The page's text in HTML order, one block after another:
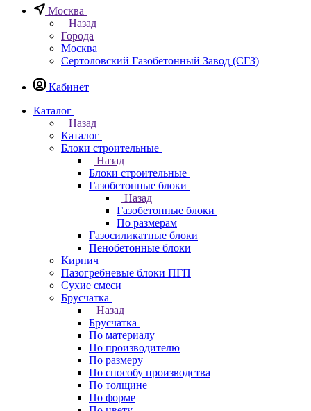
Москва
Назад
Города
Москва
Сертоловский Газобетонный Завод (СГЗ)
Кабинет
Каталог
Назад
Каталог
Блоки строительные
Назад
Блоки строительные
Газобетонные блоки
Назад
Газобетонные блоки
По размерам
Газосиликатные блоки
Пенобетонные блоки
Кирпич
Пазогребневые блоки ПГП
Сухие смеси
Брусчатка
Назад
Брусчатка
По материалу
По производителю
По размеру
По способу производства
По толщине
По форме